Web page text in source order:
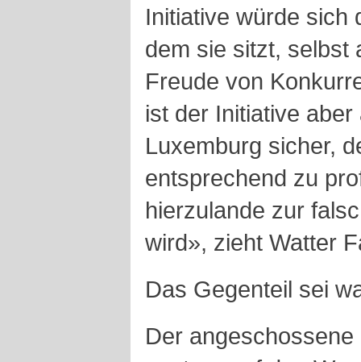
Initiative würde sich
dem sie sitzt, selbst
Freude von
ist der Initiative
Luxemburg sicher,
entsprechend zu
hierzulande zur
wird», zieht Watter
Das Gegenteil sei
Der